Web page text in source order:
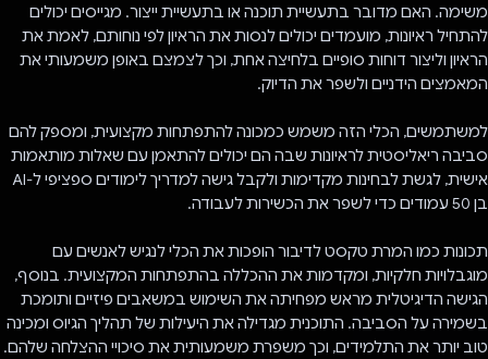
משימה. האם מדובר בתעשיית תוכנה או בתעשיית ייצור. מגייסים יכולים
להתחיל ראיונות, מועמדים יכולים לנסות את הראיון לפי נוחותם, לאמת את
הראיון וליצור דוחות סופיים בלחיצה אחת, וכך לצמצם באופן משמעותי את
המאמצים הידניים ולשפר את הדיוק.
למשתמשים, הכלי הזה משמש כמכונה להתפתחות מקצועית, ומספק להם
סביבה ריאליסטית לראיונות שבה הם יכולים להתאמן עם שאלות מותאמות
אישית, לגשת לבחינות מקדימות ולקבל גישה למדריך לימודים ספציפי ל-AI
בן 50 עמודים כדי לשפר את הכשירות לעבודה.
תכונות כמו המרת טקסט לדיבור הופכות את הכלי לנגיש לאנשים עם
מוגבלויות חלקיות, ומקדמות את ההכללה בהתפתחות המקצועית. בנוסף,
הגישה הדיגיטלית מראש מפחיתה את השימוש במשאבים פיזיים ותומכת
בשמירה על הסביבה. התוכנית מגדילה את היעילות של תהליך הגיוס ומכינה
טוב יותר את התלמידים, וכך משפרת משמעותית את סיכויי ההצלחה שלהם.